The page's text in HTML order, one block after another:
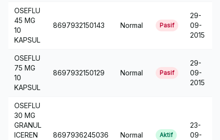
OSEFLU
45 MG
10
KAPSUL
8697932150143 Normal Pasif
29-
09-
2015
OSEFLU
75 MG
10
KAPSUL
8697932150129 Normal Pasif
29-
09-
2015
OSEFLU
30 MG
GRANUL
ICEREN
8697936245036 Normal Aktif
23-
09-